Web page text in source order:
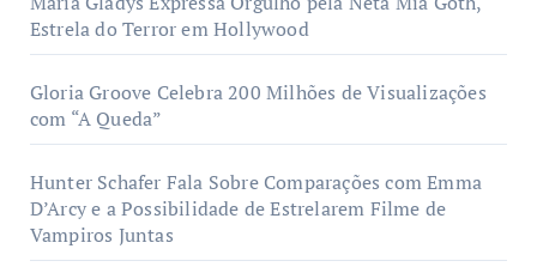
Estrela do Terror em Hollywood
Gloria Groove Celebra 200 Milhões de Visualizações
com “A Queda”
Hunter Schafer Fala Sobre Comparações com Emma
D’Arcy e a Possibilidade de Estrelarem Filme de
Vampiros Juntas